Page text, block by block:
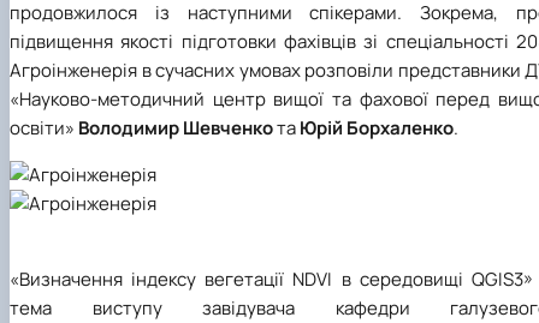
продовжилося із наступними спікерами. Зокрема,
підвищення якості підготовки фахівців зі спеціальності
Агроінженерія в сучасних умовах розповіли представники
«Науково-методичний центр вищої та фахової перед
освіти» Володимир ШевченкотаЮрій Борхаленко.
«Визначення індексу вегетації NDVI в середовищі
тема виступу завідувача кафедри